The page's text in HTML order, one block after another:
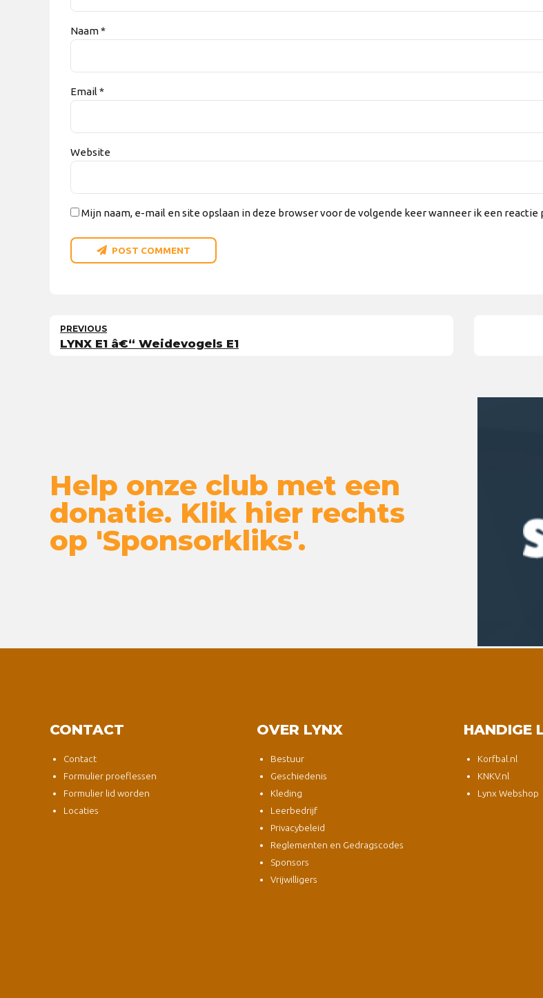
Naam *
Email *
Website
Mijn naam, e-mail en site opslaan in deze browser voor de volgende keer wanneer ik een reactie
POST COMMENT
PREVIOUS
LYNX E1 â€“ Weidevogels E1
Help onze club met een
donatie. Klik hier rechts
op 'Sponsorkliks'.
CONTACT
Contact
Formulier proeflessen
Formulier lid worden
Locaties
OVER LYNX
Bestuur
Geschiedenis
Kleding
Leerbedrijf
Privacybeleid
Reglementen en Gedragscodes
Sponsors
Vrijwilligers
HANDIGE
Korfbal.nl
KNKV.nl
Lynx Webshop